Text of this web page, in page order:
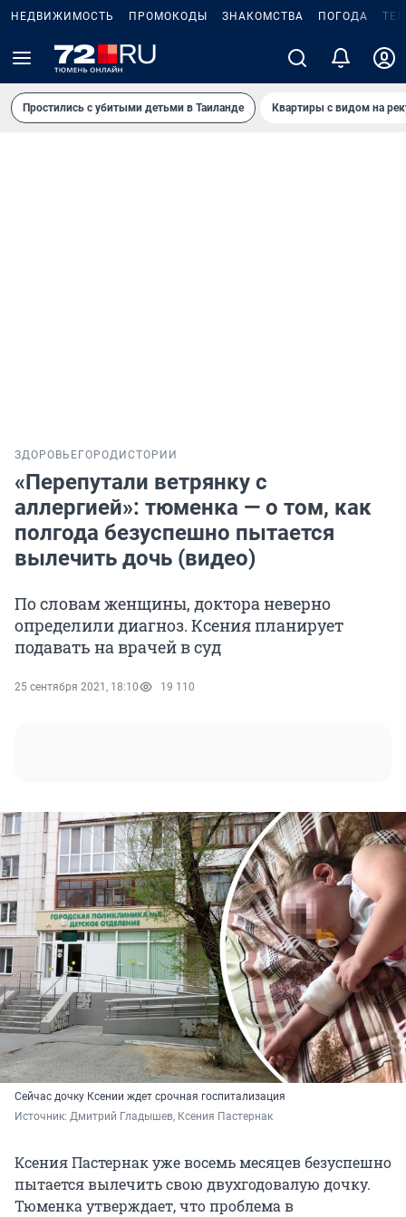
НЕДВИЖИМОСТЬ ПРОМОКОДЫ ЗНАКОМСТВА ПОГОДА
Простились с убитыми детьми в Таиланде Квартиры с видом на
ЗДОРОВЬЕ ГОРОД ИСТОРИИ
«Перепутали ветрянку с
аллергией»: тюменка — о том, как
полгода безуспешно пытается
вылечить дочь (видео)
По словам женщины, доктора неверно
определили диагноз. Ксения планирует
подавать на врачей в суд
25 сентября 2021, 18:10 19 110
Сейчас дочку Ксении ждет срочная госпитализация
Источник: Дмитрий Гладышев, Ксения Пастернак
Ксения Пастернак уже восемь месяцев безуспешно
пытается вылечить свою двухгодовалую дочку.
Тюменка утверждает, что проблема в